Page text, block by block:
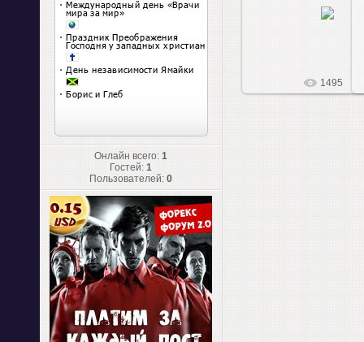
Онлайн всего: 1
Гостей: 1
Пользователей: 0
твориться ПРОТИВ
счет России и на
1495